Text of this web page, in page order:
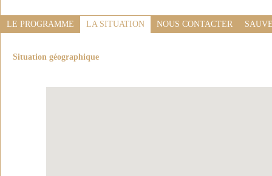
LE PROGRAMME LA SITUATION NOUS CONTACTER
Situation géographique